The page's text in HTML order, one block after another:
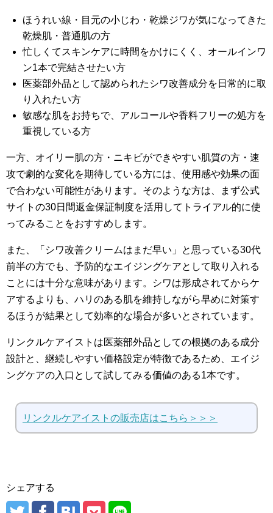
ほうれい線・目元の小じわ・乾燥ジワが気になってきた
乾燥肌・普通肌の方
忙しくてスキンケアに時間をかけにくく、オールインワ
ン1本で完結させたい方
医薬部外品として認められたシワ改善成分を日常的に取
り入れたい方
敏感な肌をお持ちで、アルコールや香料フリーの処方を
重視している方
一方、オイリー肌の方・ニキビができやすい肌質の方・速
攻で劇的な変化を期待している方には、使用感や効果の面
で合わない可能性があります。そのような方は、まず公式
サイトの30日間返金保証制度を活用してトライアル的に使
ってみることをおすすめします。
また、「シワ改善クリームはまだ早い」と思っている30代
前半の方でも、予防的なエイジングケアとして取り入れる
ことには十分な意味があります。シワは形成されてからケ
アするよりも、ハリのある肌を維持しながら早めに対策す
るほうが結果として効率的な場合が多いとされています。
リンクルケアイストは医薬部外品としての根拠のある成分
設計と、継続しやすい価格設定が特徴であるため、エイジ
ングケアの入口として試してみる価値のある1本です。
リンクルケアイストの販売店はこちら＞＞＞
シェアする